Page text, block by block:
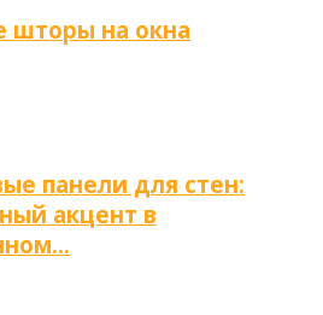
шторы на окна
панели для стен:
акцент в